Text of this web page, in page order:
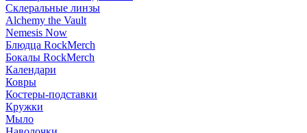
Склеральные линзы
Alchemy the Vault
Nemesis Now
Блюдца RockMerch
Бокалы RockMerch
Календари
Ковры
Костеры-подставки
Кружки
Мыло